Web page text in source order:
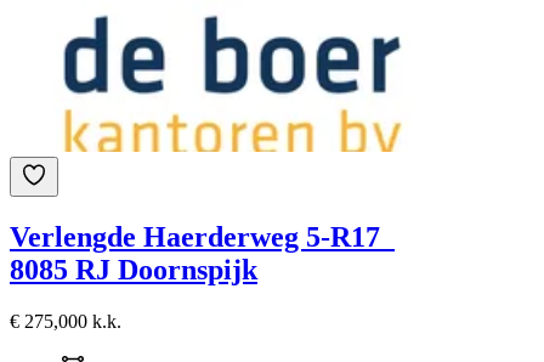
Verlengde Haerderweg 5-R17
8085 RJ Doornspijk
€ 275,000 k.k.